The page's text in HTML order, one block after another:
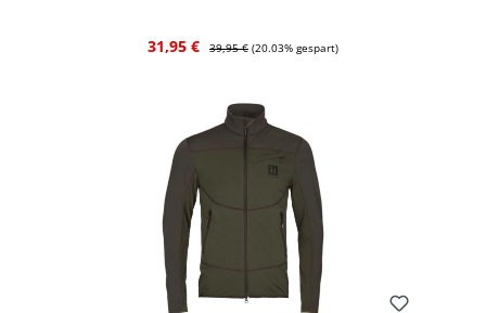
Verkaufspreis:
31,95 € 39,95 € (20.03% gespart)